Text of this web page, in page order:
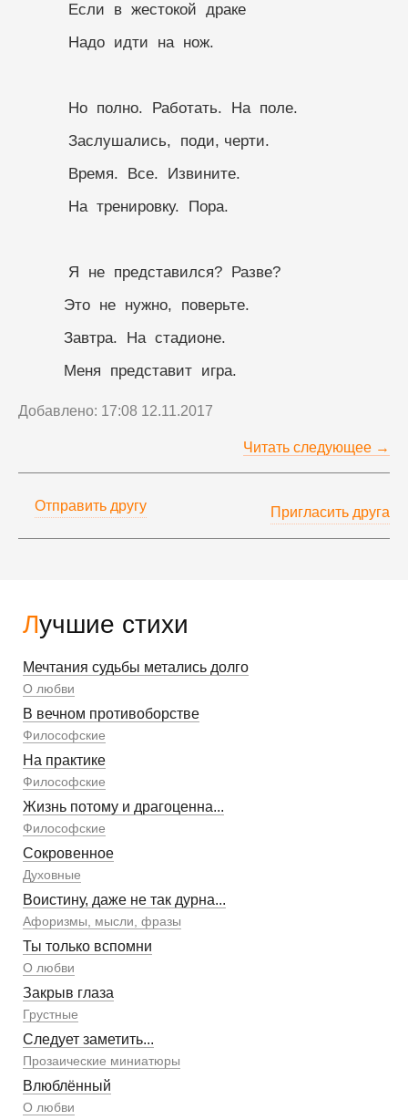
Лучшие стихи
Мечтания судьбы метались долго
О любви
В вечном противоборстве
Философские
На практике
Философские
Жизнь потому и драгоценна...
Философские
Сокровенное
Духовные
Воистину, даже не так дурна...
Афоризмы, мысли, фразы
Ты только вспомни
О любви
Закрыв глаза
Грустные
Следует заметить...
Прозаические миниатюры
Влюблённый
О любви
           Если  в  жестокой  драке
           Надо  идти  на  нож.
           Но  полно.  Работать.  На  поле.
           Заслушались,  поди, черти.
           Время.  Все.  Извините.
           На  тренировку.  Пора.
           Я  не  представился?  Разве?
          Это  не  нужно,  поверьте.
          Завтра.  На  стадионе.
          Меня  представит  игра.
Добавлено: 17:08 12.11.2017
Читать следующее →
Отправить другу Пригласить друга